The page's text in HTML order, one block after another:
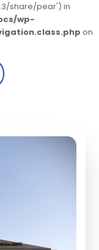
share/pear') in
wp-
on